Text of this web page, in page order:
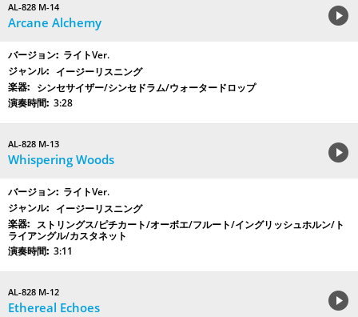
AL-828 M-14
Arcane Alchemy
ライトVer.
イージーリスニング
シンセサイザー/シンセドラム/ウォータードロップ
3:28
AL-828 M-13
Whispering Woods
ライトVer.
イージーリスニング
ストリングス/ピチカート/オーボエ/フルート/イングリッシュホルン/ト
ライアングル/カスタネット
3:11
AL-828 M-12
Ethereal Echoes